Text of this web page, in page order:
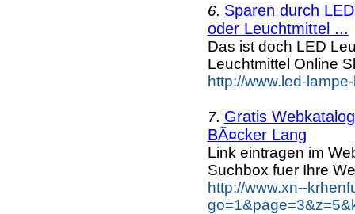
6. Sparen durch
oder Leuchtmittel ...
Das ist doch LED
Leuchtmittel Online
http://www.led-
7. Gratis
BÃ¤cker Lang
Link eintragen im
Suchbox fuer Ihre
http://www.xn--